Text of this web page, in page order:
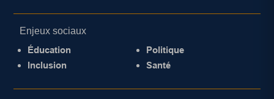
Enjeux sociaux
Éducation
Inclusion
Politique
Santé